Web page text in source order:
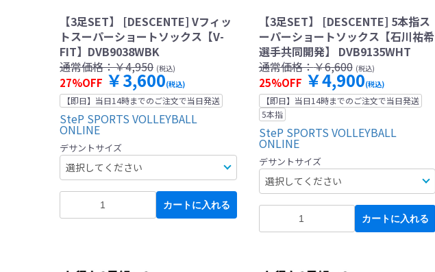
【3足SET】 [DESCENTE] Vフィッ
トスーパーショートソックス【V-
FIT】DVB9038WBK
通常価格：￥4,950 (税込)
27%OFF ￥3,600(税込)
【即日】当日14時までのご注文で当日発送
SteP SPORTS VOLLEYBALL
ONLINE
デサントサイズ
カートに入れる
【3足SET】 [DESCENTE] 5本指ス
ーパーショートソックス【石川祐希
選手共同開発】 DVB9135WHT
通常価格：￥6,600 (税込)
25%OFF￥4,900(税込)
【即日】当日14時までのご注文で当日発送
5本指
SteP SPORTS VOLLEYBALL
ONLINE
デサントサイズ
カートに入れる